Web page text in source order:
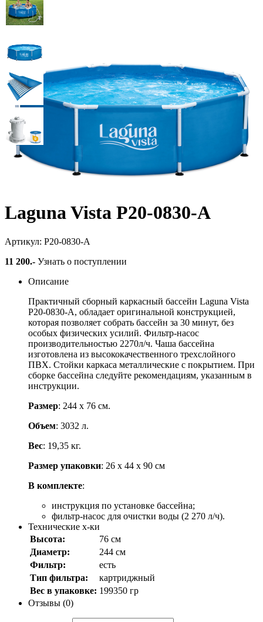
Бассейн каркасный +
Laguna Vista Р20-0830-A
Артикул: Р20-0830-A
11 200.- Узнать о поступлении
Описание
Практичный сборный каркасный бассейн Laguna Vista
Р20-0830-A, обладает оригинальной конструкцией,
которая позволяет собрать бассейн за 30 минут, без
особых физических усилий. Фильтр-насос
производительностью 2270л/ч. Чаша бассейна
изготовлена из высококачественного трехслойного
ПВХ. Стойки каркаса металлические с покрытием. При
сборке бассейна следуйте рекомендациям, указанным в
инструкции.
Размер: 244 х 76 см.
Объем: 3032 л.
Вес: 19,35 кг.
Размер упаковки: 26 х 44 х 90 см
В комплекте:
инструкция по установке бассейна;
фильтр-насос для очистки воды (2 270 л/ч).
Технические х-ки
Высота:
76 см
Диаметр:
244 см
Фильтр:
есть
Тип фильтра:
картриджный
Вес в упаковке: 199350 гр
Отзывы (0)